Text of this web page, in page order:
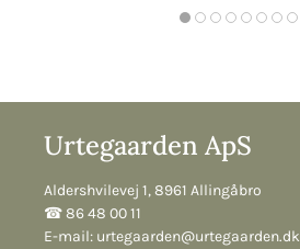
Urtegaarden ApS
Aldershvilevej 1, 8961 Allingåbro
☎︎ 86 48 00 11
E-mail: urtegaarden@urtegaarden.dk